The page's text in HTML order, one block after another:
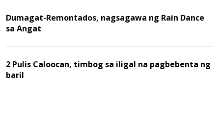
Dumagat-Remontados, nagsagawa ng Rain Dance
sa Angat
2 Pulis Caloocan, timbog sa iligal na pagbebenta ng
baril